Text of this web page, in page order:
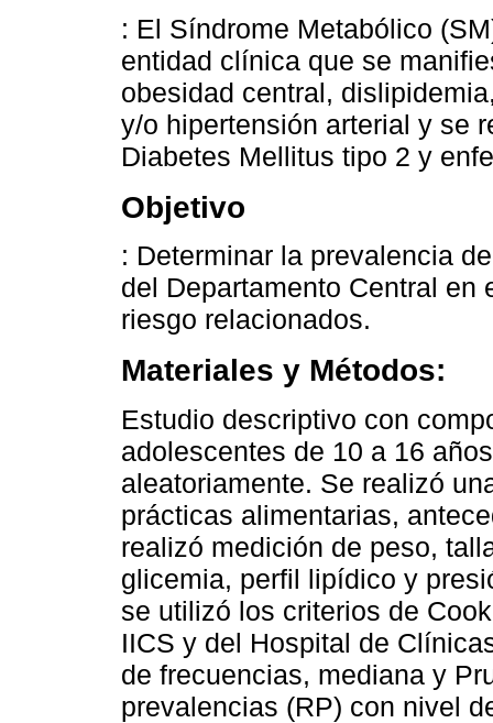
: El Síndrome Metabólico
entidad clínica que se
obesidad central,
y/o hipertensión arterial y se
Diabetes Mellitus tipo 2 y
Objetivo
: Determinar la prevalencia
del Departamento Central en
riesgo relacionados.
Materiales y Métodos:
Estudio descriptivo con
adolescentes de 10 a 16
aleatoriamente. Se realizó
prácticas alimentarias,
realizó medición de peso,
glicemia, perfil lipídico y
se utilizó los criterios de
IICS y del Hospital de
de frecuencias, mediana y
prevalencias (RP) con nivel